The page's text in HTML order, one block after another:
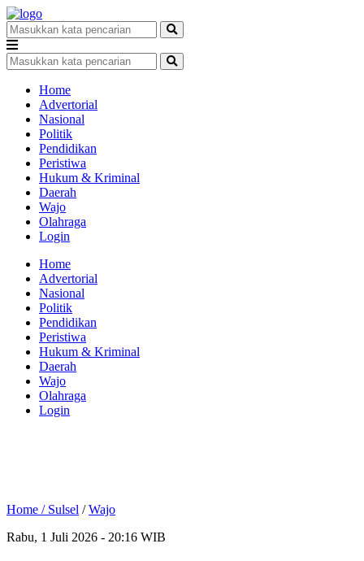
Home
Advertorial
Nasional
Politik
Pendidikan
Peristiwa
Hukum & Kriminal
Daerah
Wajo
Olahraga
Login
Home
Advertorial
Nasional
Politik
Pendidikan
Peristiwa
Hukum & Kriminal
Daerah
Wajo
Olahraga
Login
Home / Sulsel /Wajo
Rabu, 1 Juli 2026 - 20:16 WIB